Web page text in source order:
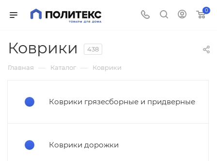
0
Коврики 438
Главная — Каталог — Коврики
Коврики грязесборные и придверные
Коврики дорожки